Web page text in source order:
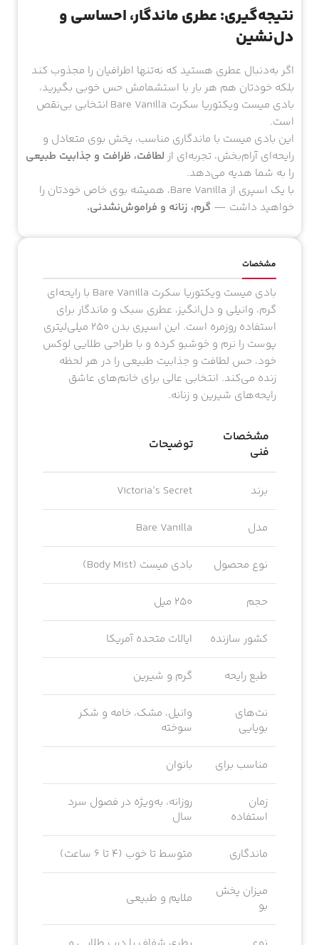
نتیجه‌گیری: عطری ماندگار، احساسی و
دل‌نشین
اگر به‌دنبال عطری هستید که نه‌تنها اطرافیان را مجذوب کند
بلکه خودتان هم هر بار با استشمامش حس خوبی بگیرید،
بادی میست ویکتوریا سکرت Bare Vanilla انتخابی بی‌نقص
است.
این بادی میست با ماندگاری مناسب، پخش بوی متعادل و
رایحه‌ای آرام‌بخش، تجربه‌ای از لطافت، ظرافت و جذابیت طبیعی
را به شما هدیه می‌دهد.
با یک اسپری از Bare Vanilla، همیشه بوی خاص خودتان را
خواهید داشت — گرم، زنانه و فراموش‌نشدنی.
مشخصات
بادی میست ویکتوریا سکرت Bare Vanilla با رایحه‌ای
گرم، وانیلی و دل‌انگیز، عطری سبک و ماندگار برای
استفاده روزمره است. این اسپری بدن ۲۵۰ میلی‌لیتری
پوست را نرم و خوشبو کرده و با طراحی طلایی لوکس
خود، حس لطافت و جذابیت طبیعی را در هر لحظه
زنده می‌کند. انتخابی عالی برای خانم‌های عاشق
رایحه‌های شیرین و زنانه.
مشخصات
فنی
توضیحات
برند Victoria’s Secret
مدل Bare Vanilla
نوع محصول بادی میست (Body Mist)
حجم 250 میل
کشور سازنده ایالات متحده آمریکا
طبع رایحه گرم و شیرین
نت‌های
بویایی
وانیل، مشک، خامه و شکر
سوخته
مناسب برای بانوان
زمان
استفاده
روزانه، به‌ویژه در فصول سرد
سال
ماندگاری متوسط تا خوب (۴ تا ۶ ساعت)
میزان پخش
بو
ملایم و طبیعی